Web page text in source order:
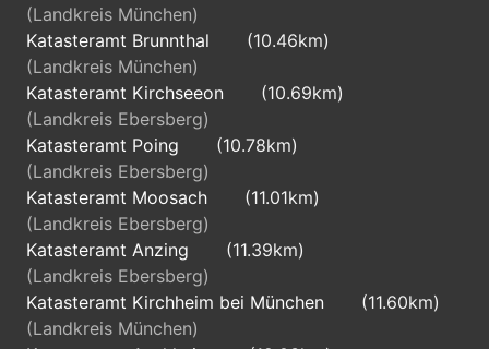
(Landkreis München)
Katasteramt Brunnthal
(10.46km)
(Landkreis München)
Katasteramt Kirchseeon
(10.69km)
(Landkreis Ebersberg)
Katasteramt Poing
(10.78km)
(Landkreis Ebersberg)
Katasteramt Moosach
(11.01km)
(Landkreis Ebersberg)
Katasteramt Anzing
(11.39km)
(Landkreis Ebersberg)
Katasteramt Kirchheim bei München
(11.60km)
(Landkreis München)